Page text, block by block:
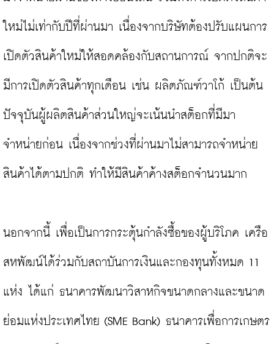
ใหม่ไม่เท่ากับปีที่ผ่านมา เนื่องจากบริษัทต้องปรับแผนการ
เปิดตัวสินค้าใหม่ให้สอดคล้องกับสถานการณ์ จากปกติจะ
มีการเปิดตัวสินค้าทุกเดือน เช่น ผลิตภัณฑ์วาโก้ เป็นต้น
ปัจจุบันผู้ผลิตสินค้าส่วนใหญ่จะเน้นนำสต็อกที่มีมา
จำหน่ายก่อน เนื่องจากช่วงที่ผ่านมาไม่สามารถจำหน่าย
สินค้าได้ตามปกติ ทำให้มีสินค้าค้างสต็อกจำนวนมาก
นอกจากนี้ เพื่อเป็นการกระตุ้นกำลังซื้อของผู้บริโภค เครือ
สหพัฒน์ได้ร่วมกับสถาบันการเงินและกองทุนทั้งหมด 11
แห่ง ได้แก่ ธนาคารพัฒนาวิสาหกิจขนาดกลางและขนาด
ย่อมแห่งประเทศไทย (SME Bank) ธนาคารเพื่อการเกษตร